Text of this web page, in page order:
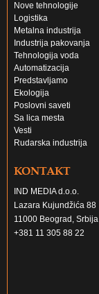
Nove tehnologije
Logistika
Metalna industrija
Industrija pakovanja
Tehnologija voda
Automatizacija
Predstavljamo
Ekologija
Poslovni saveti
Sa lica mesta
Vesti
Rudarska industrija
KONTAKT
IND MEDIA d.o.o.
Lazara Kujundžića 88
11000 Beograd, Srbija
+381 11 305 88 22